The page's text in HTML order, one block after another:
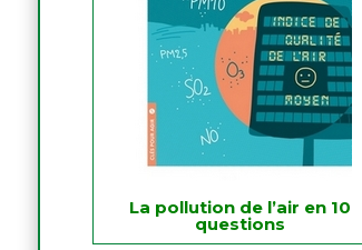
La pollution de l’air en 10
questions